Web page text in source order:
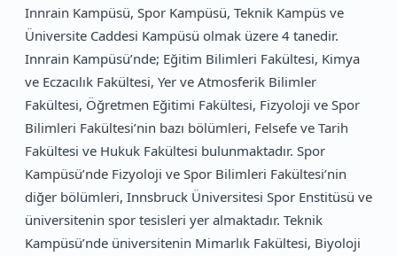
Innrain Kampüsü, Spor Kampüsü, Teknik Kampüs ve
Üniversite Caddesi Kampüsü olmak üzere 4 tanedir.
Innrain Kampüsü’nde; Eğitim Bilimleri Fakültesi, Kimya
ve Eczacılık Fakültesi, Yer ve Atmosferik Bilimler
Fakültesi, Öğretmen Eğitimi Fakültesi, Fizyoloji ve Spor
Bilimleri Fakültesi’nin bazı bölümleri, Felsefe ve Tarih
Fakültesi ve Hukuk Fakültesi bulunmaktadır. Spor
Kampüsü’nde Fizyoloji ve Spor Bilimleri Fakültesi’nin
diğer bölümleri, Innsbruck Üniversitesi Spor Enstitüsü ve
üniversitenin spor tesisleri yer almaktadır. Teknik
Kampüsü’nde üniversitenin Mimarlık Fakültesi, Biyoloji